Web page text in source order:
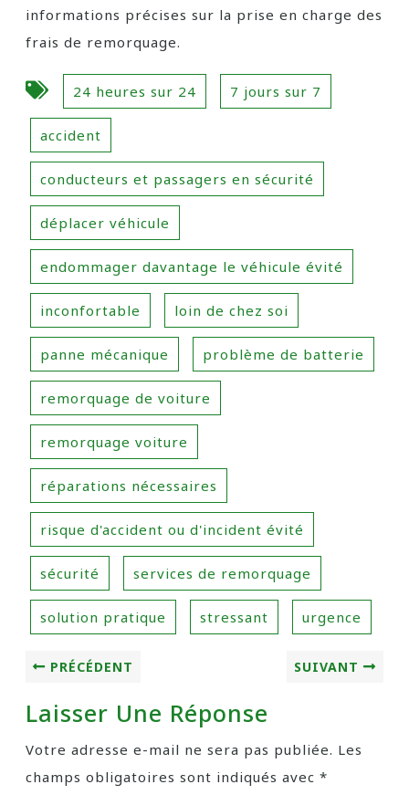
informations précises sur la prise en charge des
frais de remorquage.
24 heures sur 24 7 jours sur 7
accident
conducteurs et passagers en sécurité
déplacer véhicule
endommager davantage le véhicule évité
inconfortable loin de chez soi
panne mécanique problème de batterie
remorquage de voiture
remorquage voiture
réparations nécessaires
risque d'accident ou d'incident évité
sécurité services de remorquage
solution pratique stressant urgence
PRÉCÉDENT SUIVANT
Laisser Une Réponse
Votre adresse e-mail ne sera pas publiée. Les
champs obligatoires sont indiqués avec *